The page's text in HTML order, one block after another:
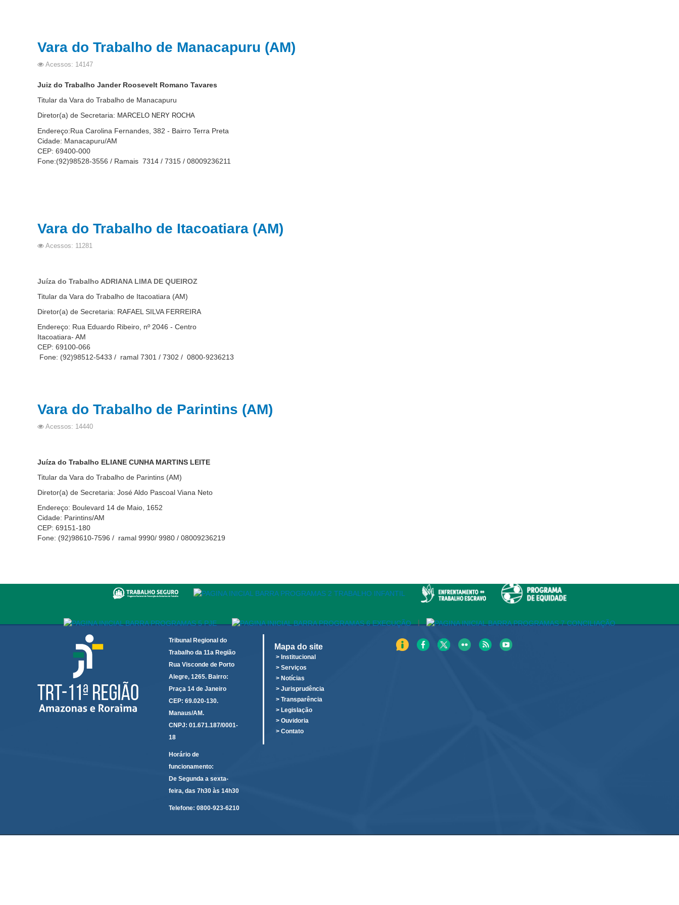
Vara do Trabalho de Manacapuru (AM)
Acessos: 14147
Juiz do Trabalho Jander Roosevelt Romano Tavares
Titular da Vara do Trabalho de Manacapuru
Diretor(a) de Secretaria: MARCELO NERY ROCHA
Endereço:Rua Carolina Fernandes, 382 - Bairro Terra Preta
Cidade: Manacapuru/AM
CEP: 69400-000
Fone:(92)98528-3556 / Ramais 7314 / 7315 / 08009236211
Vara do Trabalho de Itacoatiara (AM)
Acessos: 11281
Juíza do Trabalho ADRIANA LIMA DE QUEIROZ
Titular da Vara do Trabalho de Itacoatiara (AM)
Diretor(a) de Secretaria: RAFAEL SILVA FERREIRA
Endereço: Rua Eduardo Ribeiro, nº 2046 - Centro
Itacoatiara- AM
CEP: 69100-066
Fone: (92)98512-5433 / ramal 7301 / 7302 / 0800-9236213
Vara do Trabalho de Parintins (AM)
Acessos: 14440
Juíza do Trabalho ELIANE CUNHA MARTINS LEITE
Titular da Vara do Trabalho de Parintins (AM)
Diretor(a) de Secretaria: José Aldo Pascoal Viana Neto
Endereço: Boulevard 14 de Maio, 1652
Cidade: Parintins/AM
CEP: 69151-180
Fone: (92)98610-7596 / ramal 9990/ 9980 / 08009236219
|
Tribunal Regional do
Trabalho da 11a Região
Rua Visconde de Porto
Alegre, 1265. Bairro:
Praça 14 de Janeiro
CEP: 69.020-130.
Manaus/AM.
CNPJ: 01.671.187/0001-
18
Horário de
funcionamento:
De Segunda a sexta-
feira, das 7h30 às 14h30
Telefone: 0800-923-6210
Mapa do site
> Institucional
> Serviços
> Notícias
> Jurisprudência
> Transparência
> Legislação
> Ouvidoria
> Contato